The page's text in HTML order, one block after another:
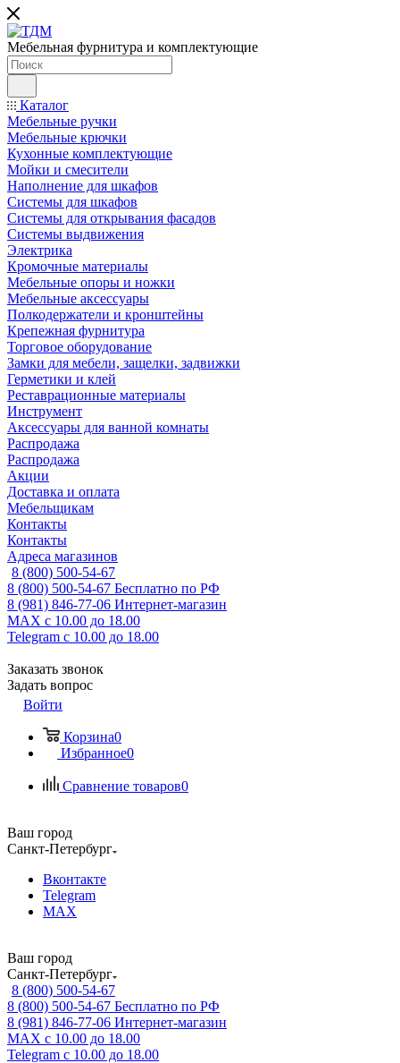
Мебельная фурнитура и комплектующие
Каталог
Мебельные ручки
Мебельные крючки
Кухонные комплектующие
Мойки и смесители
Наполнение для шкафов
Cистемы для шкафов
Системы для открывания фасадов
Системы выдвижения
Электрика
Кромочные материалы
Мебельные опоры и ножки
Мебельные аксессуары
Полкодержатели и кронштейны
Крепежная фурнитура
Торговое оборудование
Замки для мебели, защелки, задвижки
Герметики и клей
Реставрационные материалы
Инструмент
Аксессуары для ванной комнаты
Распродажа
Распродажа
Акции
Доставка и оплата
Мебельщикам
Контакты
Контакты
Адреса магазинов
8 (800) 500-54-67
8 (800) 500-54-67 Бесплатно по РФ
8 (981) 846-77-06 Интернет-магазин
MAX с 10.00 до 18.00
Telegram с 10.00 до 18.00
Заказать звонок
Задать вопрос
Войти
Корзина0
Избранное0
Сравнение товаров0
Ваш город
Санкт-Петербург
Вконтакте
Telegram
MAX
Ваш город
Санкт-Петербург
8 (800) 500-54-67
8 (800) 500-54-67 Бесплатно по РФ
8 (981) 846-77-06 Интернет-магазин
MAX с 10.00 до 18.00
Telegram с 10.00 до 18.00